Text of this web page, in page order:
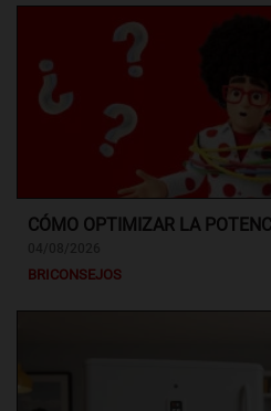
CÓMO OPTIMIZAR LA
BRICONSEJOS